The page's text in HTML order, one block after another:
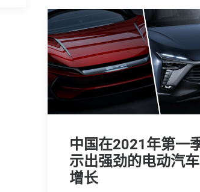
中国在2021年第一
示出强劲的电动汽
增长